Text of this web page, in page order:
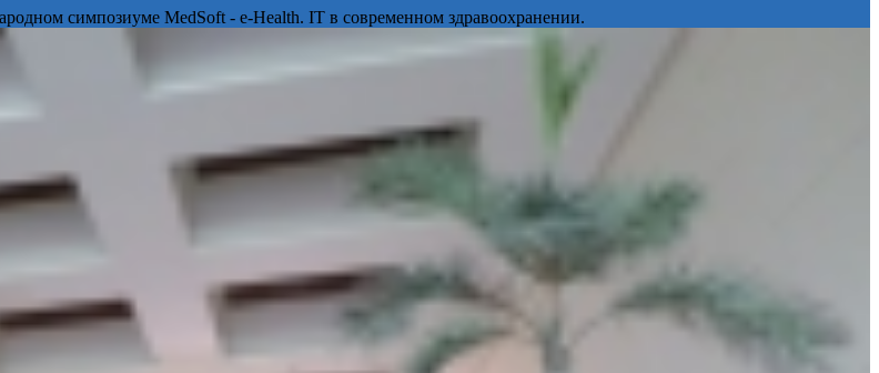
симпозиуме MedSoft - e-Health. IT в современном здравоохранении.